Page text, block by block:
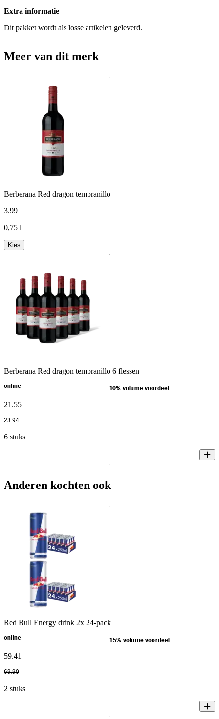
Extra informatie
Dit pakket wordt als losse artikelen geleverd.
Meer van dit merk
Berberana Red dragon tempranillo
3.99
0,75 l
Kies
Berberana Red dragon tempranillo 6 flessen
online 10% volume voordeel
21 .55
23.94
6 stuks
Anderen kochten ook
Red Bull Energy drink 2x 24-pack
online 15% volume voordeel
59.41
69.90
2 stuks